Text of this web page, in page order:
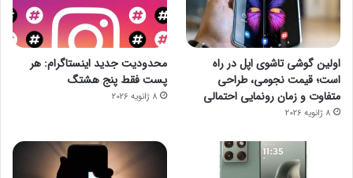
اولین گوشی تاشوی اپل در راه
است؛ قیمت نجومی، طراحی
متفاوت و زمان رونمایی احتمالی
8 ژانویه 2026
محدودیت جدید اینستاگرام: هر
پست فقط پنج هشتگ
8 ژانویه 2026